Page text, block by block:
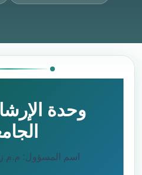
وحدة
اسم المسؤول: م.م